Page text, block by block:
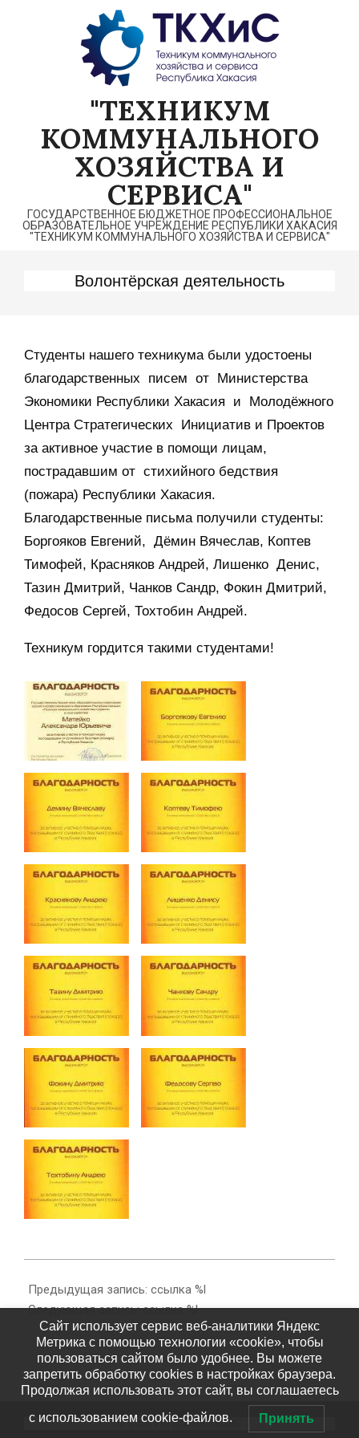
"ТЕХНИКУМ
КОММУНАЛЬНОГО
ХОЗЯЙСТВА И
СЕРВИСА"
ГОСУДАРСТВЕННОЕ БЮДЖЕТНОЕ ПРОФЕССИОНАЛЬНОЕ
ОБРАЗОВАТЕЛЬНОЕ УЧРЕЖДЕНИЕ РЕСПУБЛИКИ ХАКАСИЯ
"ТЕХНИКУМ КОММУНАЛЬНОГО ХОЗЯЙСТВА И СЕРВИСА"
Волонтёрская деятельность
Студенты нашего техникума были удостоены
благодарственных писем от Министерства
Экономики Республики Хакасия и Молодёжного
Центра Стратегических Инициатив и Проектов
за активное участие в помощи лицам,
пострадавшим от стихийного бедствия
(пожара) Республики Хакасия.
Благодарственные письма получили студенты:
Боргояков Евгений, Дёмин Вячеслав, Коптев
Тимофей, Красняков Андрей, Лишенко Денис,
Тазин Дмитрий, Чанков Сандр, Фокин Дмитрий,
Федосов Сергей, Тохтобин Андрей.
Техникум гордится такими студентами!
06-
01
Предыдущая запись: ссылка %l
Следующая запись: ссылка %l
© 2026 ГБПОУ РХ ТКХиС
Сайт использует сервис веб-аналитики Яндекс
Метрика с помощью технологии «cookie», чтобы
пользоваться сайтом было удобнее. Вы можете
запретить обработку cookies в настройках браузера.
Продолжая использовать этот сайт, вы соглашаетесь
с использованием cookie-файлов. Принять